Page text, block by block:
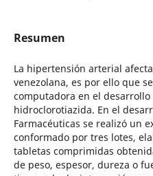
Resumen
La hipertensión arterial
venezolana, es por ello que
computadora en el
hidroclorotiazida. En el
Farmacéuticas se realizó un
conformado por tres lotes,
tabletas comprimidas
de peso, espesor, dureza o